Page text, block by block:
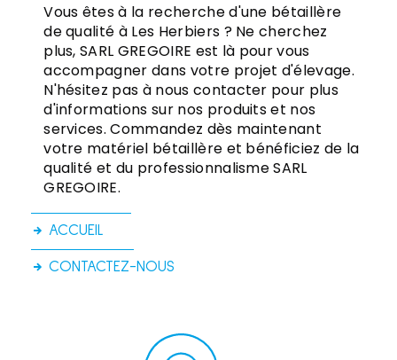
Vous êtes à la recherche d'une bétaillère
de qualité à Les Herbiers ? Ne cherchez
plus, SARL GREGOIRE est là pour vous
accompagner dans votre projet d'élevage.
N'hésitez pas à nous contacter pour plus
d'informations sur nos produits et nos
services. Commandez dès maintenant
votre matériel bétaillère et bénéficiez de la
qualité et du professionnalisme SARL
GREGOIRE.
ACCUEIL
CONTACTEZ-NOUS